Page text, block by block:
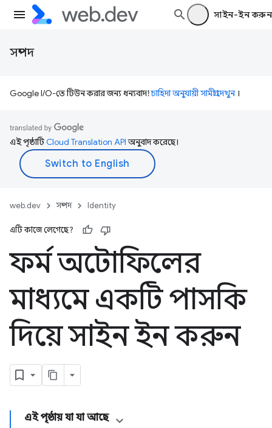
সাইন-ইন করুন
সম্পদ
Google I/O-তে টিউন করার জন্য ধন্যবাদ!চাহিদা অনুযায়ী সামগ্রী দেখুন।
এই পৃষ্ঠাটিCloud Translation APIঅনুবাদ করেছে।
web.dev সম্পদ Identity
এটি কাজে লেগেছে?
ফর্ম অটোফিলের
মাধ্যমে একটি পাসকি
দিয়ে সাইন ইন করুন
এই পৃষ্ঠায় যা যা আছে